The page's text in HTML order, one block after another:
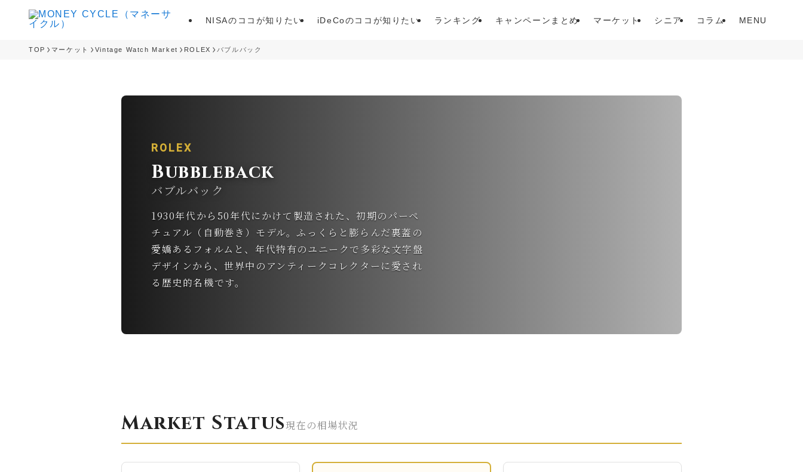
NISAのココが知りたい iDeCoのココが知りたい ランキング キャンペーンまとめ マーケット シニア コラム MENU
TOP マーケット Vintage Watch Market ROLEX バブルバック
ROLEX
Bubbleback
バブルバック
1930年代から50年代にかけて製造された、初期のパーペ
チュアル（自動巻き）モデル。ふっくらと膨らんだ裏蓋の
愛嬌あるフォルムと、年代特有のユニークで多彩な文字盤
デザインから、世界中のアンティークコレクターに愛され
る歴史的名機です。
Market Status現在の相場状況